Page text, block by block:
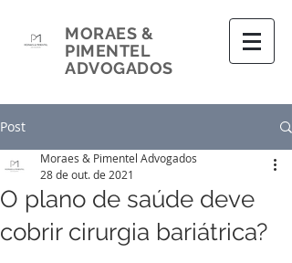
MORAES &
PIMENTEL
ADVOGADOS
Post
O plano de saúde deve
cobrir cirurgia bariátrica?
Moraes & Pimentel Advogados
28 de out. de 2021